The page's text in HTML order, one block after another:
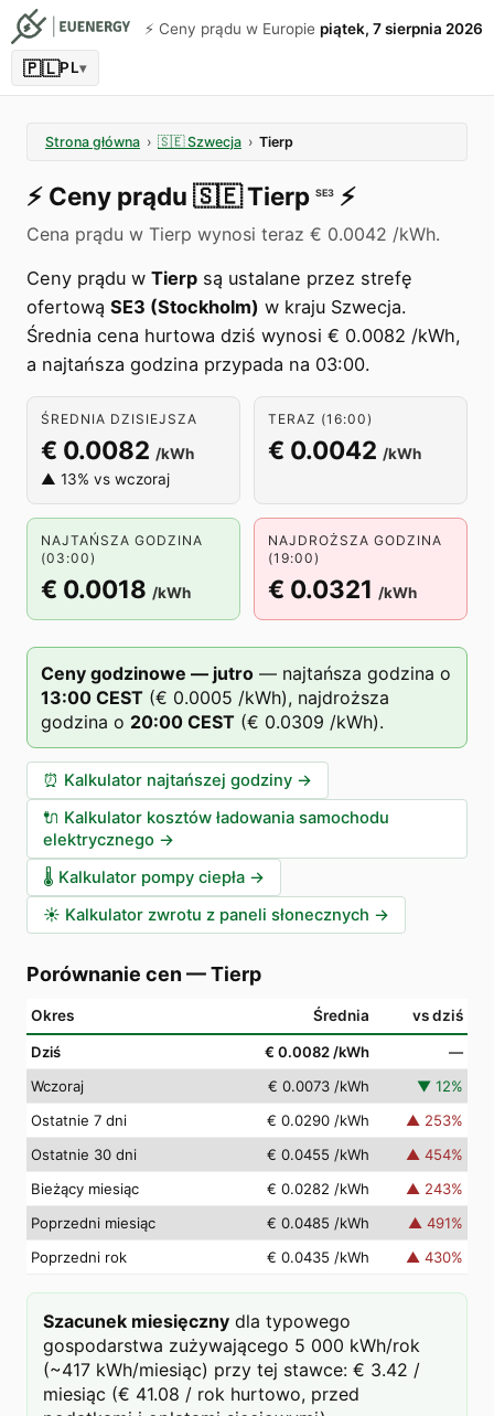
⚡️ Ceny prądu w Europie piątek, 7 sierpnia 2026
🇵🇱PL▾
Strona główna › 🇸🇪 Szwecja › Tierp
⚡️ Ceny prądu 🇸🇪Tierp SE3 ⚡️
Cena prądu w Tierp wynosi teraz € 0.0042 /kWh.
Ceny prądu w Tierp są ustalane przez strefę
ofertową SE3 (Stockholm) w kraju Szwecja.
Średnia cena hurtowa dziś wynosi € 0.0082 /kWh,
a najtańsza godzina przypada na 03:00.
ŚREDNIA DZISIEJSZA
€ 0.0082 /kWh
▲ 13% vs wczoraj
TERAZ (16:00)
€ 0.0042 /kWh
NAJTAŃSZA GODZINA
(03:00)
€ 0.0018 /kWh
NAJDROŻSZA GODZINA
(19:00)
€ 0.0321 /kWh
Ceny godzinowe — jutro — najtańsza godzina o
13:00 CEST (€ 0.0005 /kWh), najdroższa
godzina o 20:00 CEST (€ 0.0309 /kWh).
⏰ Kalkulator najtańszej godziny →
🔌 Kalkulator kosztów ładowania samochodu
elektrycznego →
🌡️ Kalkulator pompy ciepła →
☀️ Kalkulator zwrotu z paneli słonecznych →
Porównanie cen —Tierp
Okres Średnia vs dziś
Dziś € 0.0082 /kWh
—
Wczoraj
€ 0.0073 /kWh ▼ 12%
Ostatnie 7 dni
€ 0.0290 /kWh ▲ 253%
Ostatnie 30 dni
€ 0.0455 /kWh ▲ 454%
Bieżący miesiąc
€ 0.0282 /kWh ▲ 243%
Poprzedni miesiąc
€ 0.0485 /kWh ▲ 491%
Poprzedni rok
€ 0.0435 /kWh ▲ 430%
Szacunek miesięczny dla typowego
gospodarstwa zużywającego 5 000 kWh/rok
(~417 kWh/miesiąc) przy tej stawce: € 3.42 /
miesiąc (€ 41.08 / rok hurtowo, przed